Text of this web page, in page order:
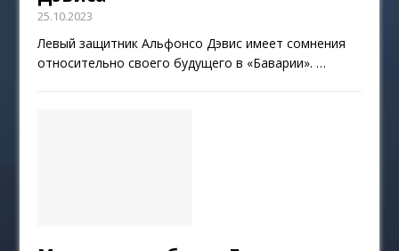
25.10.2023
Левый защитник Альфонсо Дэвис имеет сомнения
относительно своего будущего в «Баварии».…